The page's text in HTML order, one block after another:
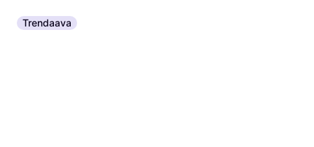
Trendaava